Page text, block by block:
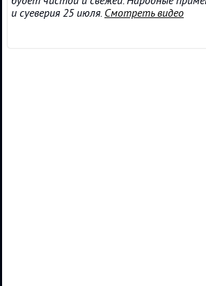
и суеверия 25 июля. Смотреть видео